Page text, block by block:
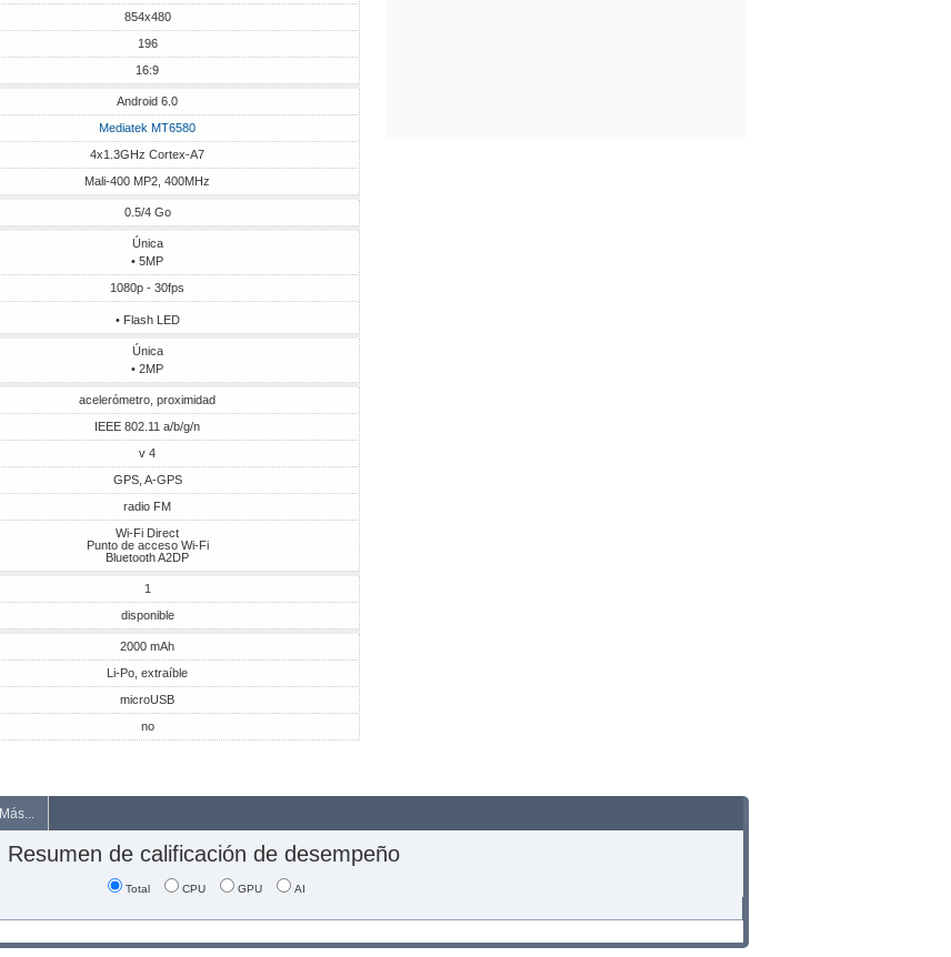
854x480
196
16:9
Android 6.0
Mediatek MT6580
4x1.3GHz Cortex-A7
Mali-400 MP2, 400MHz
0.5/4 Go
Única
• 5MP
1080p - 30fps
• Flash LED
Única
• 2MP
acelerómetro, proximidad
IEEE 802.11 a/b/g/n
v 4
GPS, A-GPS
radio FM
Wi-Fi Direct
Punto de acceso Wi-Fi
Bluetooth A2DP
1
disponible
2000 mAh
Li-Po, extraíble
microUSB
no
Más...
Resumen de calificación de desempeño
Total CPU GPU AI